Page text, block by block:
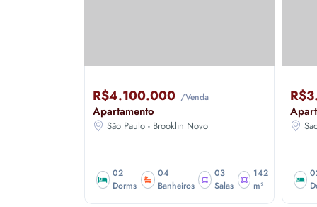
R$4.100.000 /Venda
Apartamento
São Paulo - Brooklin Novo
02
Dorms
04
Banheiros
03
Salas
142
m²